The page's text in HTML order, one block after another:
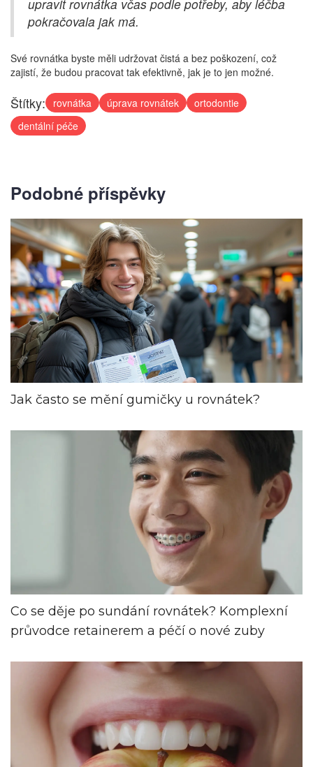
upravit rovnátka včas podle potřeby, aby léčba
pokračovala jak má.
Své rovnátka byste měli udržovat čistá a bez poškození, což
zajistí, že budou pracovat tak efektivně, jak je to jen možné.
Štítky: rovnátka úprava rovnátek
ortodontie
dentální péče
Podobné příspěvky
Jak často se mění gumičky u rovnátek?
Co se děje po sundání rovnátek? Komplexní
průvodce retainerem a péčí o nové zuby